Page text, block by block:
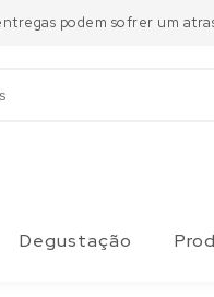
podem sofrer um
Degustação